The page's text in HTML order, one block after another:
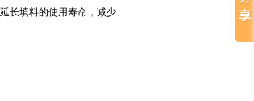
长填料的使用寿命，减少